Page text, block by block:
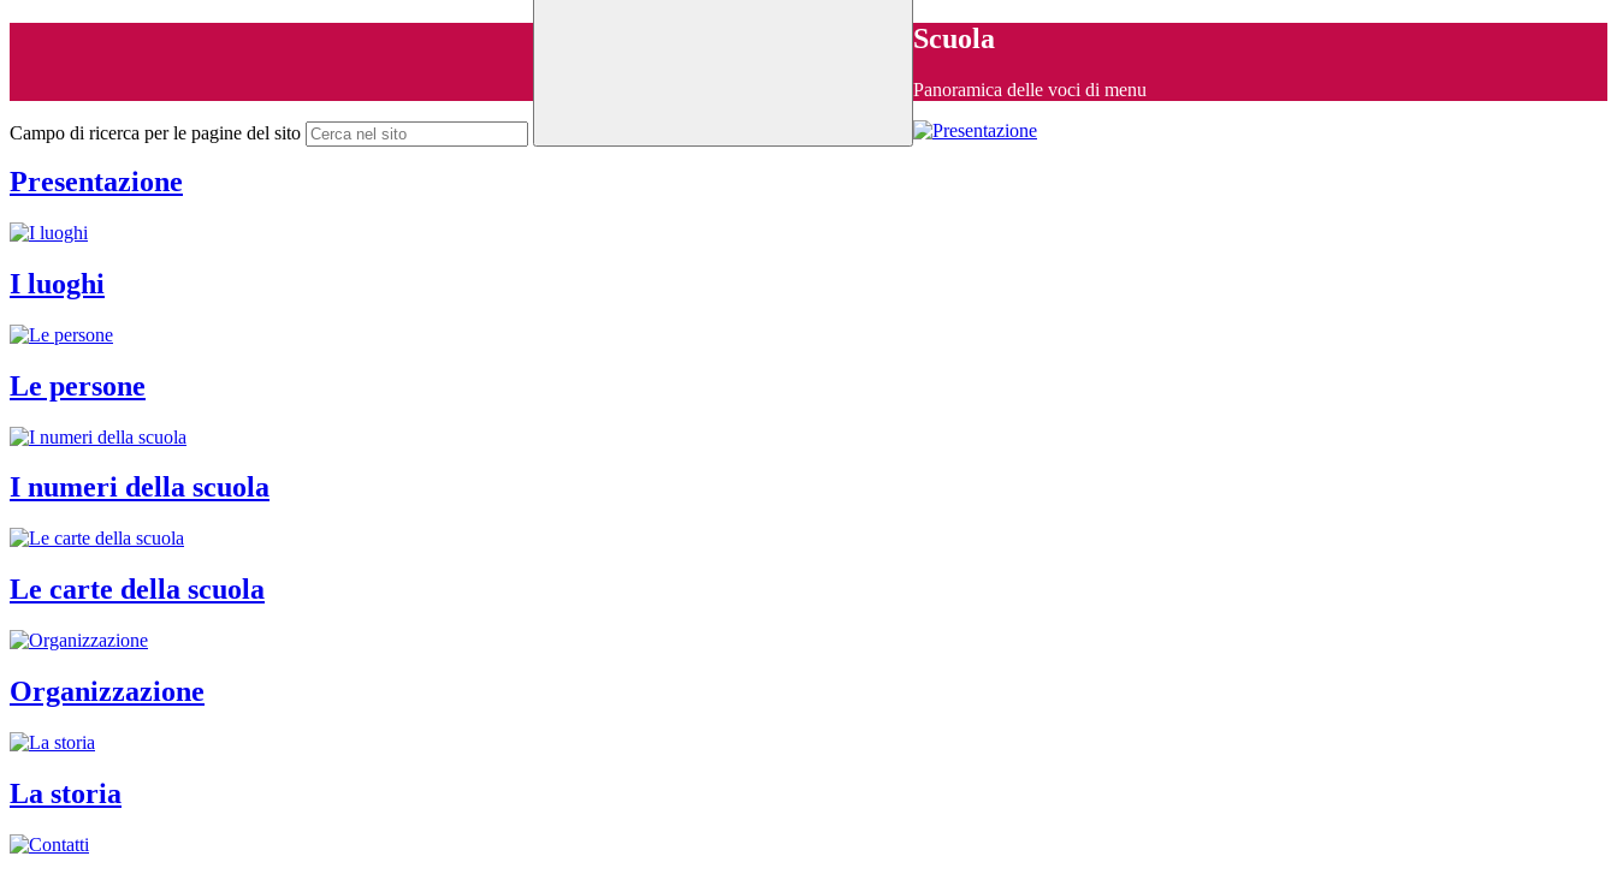
Campo di ricerca per le pagine del sito
Scuola
Panoramica delle voci di menu
Presentazione
I luoghi
Le persone
I numeri della scuola
Le carte della scuola
Organizzazione
La storia